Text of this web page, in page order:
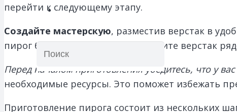
перейти к следующему этапу.
Создайте мастерскую, разместив верстак в
пирог без лишних усилий. Поместите верстак
Перед началом приготовления убедитесь, что у
необходимые ресурсы. Это поможет избежать
Приготовление пирога состоит из нескольких